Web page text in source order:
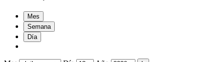
Mes
Semana
Día